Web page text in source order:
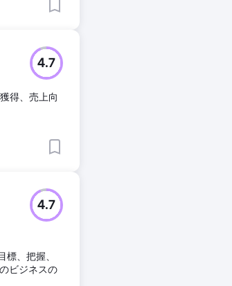
4.7
得、売上向
4.7
、把握、
ビジネスの